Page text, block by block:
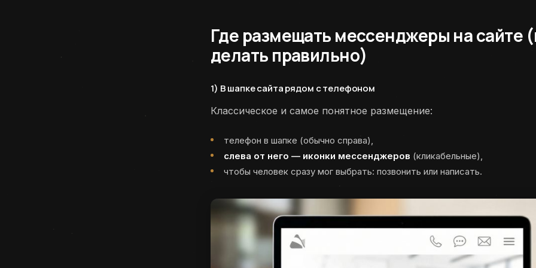
Где размещать мессенджеры на сайте
делать правильно)
1) В шапке сайта рядом с телефоном
Классическое и самое понятное размещение:
телефон в шапке (обычно справа),
слева от него — иконки мессенджеров (кликабельные),
чтобы человек сразу мог выбрать: позвонить или написать.